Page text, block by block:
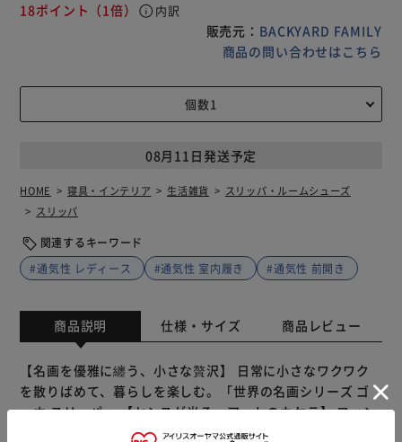
18ポイント （1倍） info 内訳
販売元： BACKYARD FAMILY
商品の問い合わせはこちら
08月11日発送予定
HOME 寝具・インテリア 生活雑貨
スリッパ・ルームシューズ
スリッパ
関連するキーワード
#通気性 レディース
#通気性 室内履き #通気性 前開き
商品説明 仕様・サイズ 商品レビュー
【名画を優雅に纏う、小さな贅沢】 日常に小さなワクワク
を散りばめて、暮らしを楽しむ。「世界の名画シリーズ ゴ
ッホ スリッパ」 【センスが光る、アートのカケラ】 フィン
セント・ファン・ゴッホの代表作「ひまわり」「星月夜」を